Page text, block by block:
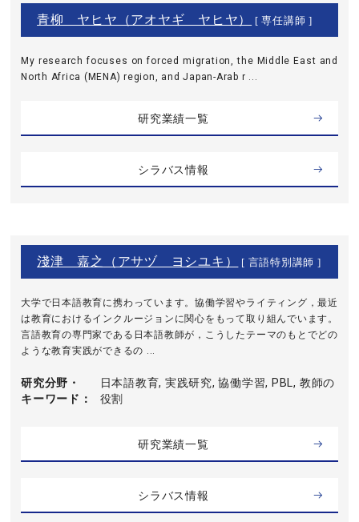
青柳 ヤヒヤ（アオヤギ ヤヒヤ） [ 専任講師 ]
My research focuses on forced migration, the Middle East and
North Africa (MENA) region, and Japan-Arab r ...
研究業績一覧
シラバス情報
淺津 嘉之（アサヅ ヨシユキ） [ 言語特別講師 ]
大学で日本語教育に携わっています。協働学習やライティング，最近
は教育におけるインクルージョンに関心をもって取り組んでいます。
言語教育の専門家である日本語教師が，こうしたテーマのもとでどの
ような教育実践ができるの ...
研究分野・
キーワード
日本語教育, 実践研究, 協働学習, PBL, 教師の
役割
研究業績一覧
シラバス情報